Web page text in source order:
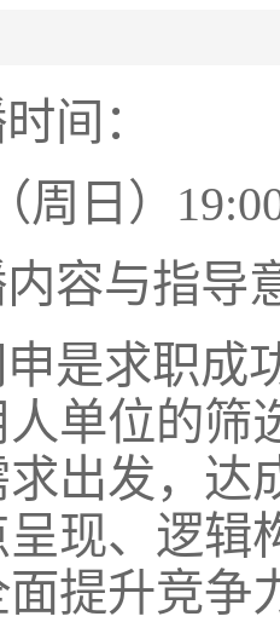
间：
周日）
容与指导
是求职成
单位的筛
出发，达
现、逻辑
提升竞争